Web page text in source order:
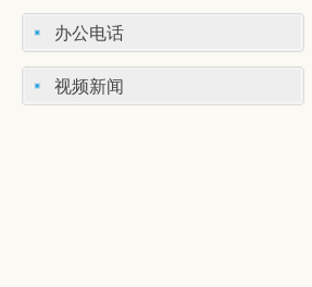
办公电话
视频新闻